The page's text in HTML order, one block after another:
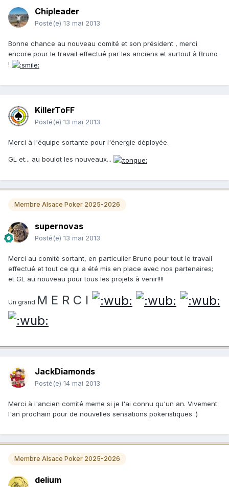
Chipleader
Posté(e) 13 mai 2013
Bonne chance au nouveau comité et son président , merci
encore pour le travail effectué par les anciens et surtout à Bruno
!
KillerToFF
Posté(e) 13 mai 2013
Merci à l'équipe sortante pour l'énergie déployée.
GL et... au boulot les nouveaux...
Membre Alsace Poker 2025-2026
supernovas
Posté(e) 13 mai 2013
Merci au comité sortant, en particulier Bruno pour tout le travail
effectué et tout ce qui a été mis en place avec nos partenaires;
et GL au nouveau pour tous les projets à venir!!!!
Un grand M E R C I
JackDiamonds
Posté(e) 14 mai 2013
Merci à l'ancien comité meme si je l'ai connu qu'un an. Vivement
l'an prochain pour de nouvelles sensations pokeristiques :)
Membre Alsace Poker 2025-2026
delium